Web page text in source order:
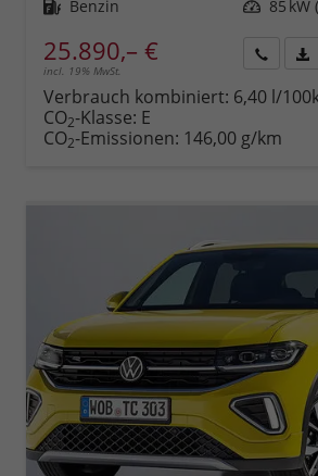
Kraftstoff Benzin Leistung 85 kW
25.890,– €
incl. 19% MwSt.
Verbrauch kombiniert: 6,40 l/
CO2-Klasse: E
CO2-Emissionen: 146,00 g/km